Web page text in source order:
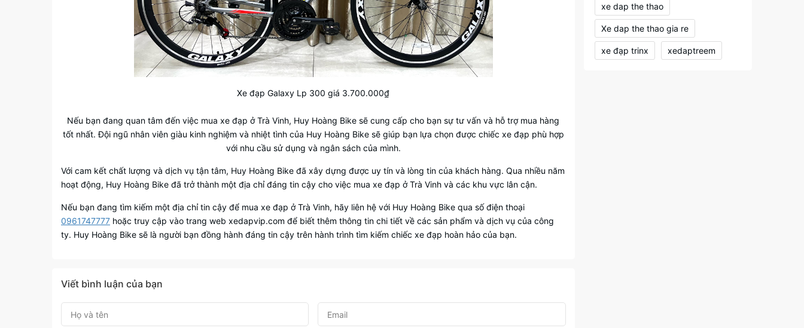
Xe đạp Galaxy Lp 300 giá 3.700.000₫
Nếu bạn đang quan tâm đến việc mua xe đạp ở Trà Vinh, Huy Hoàng Bike sẽ cung cấp cho bạn sự tư vấn và hỗ trợ mua hàng
tốt nhất. Đội ngũ nhân viên giàu kinh nghiệm và nhiệt tình của Huy Hoàng Bike sẽ giúp bạn lựa chọn được chiếc xe đạp phù hợp
với nhu cầu sử dụng và ngân sách của mình.
Với cam kết chất lượng và dịch vụ tận tâm, Huy Hoàng Bike đã xây dựng được uy tín và lòng tin của khách hàng. Qua nhiều năm
hoạt động, Huy Hoàng Bike đã trở thành một địa chỉ đáng tin cậy cho việc mua xe đạp ở Trà Vinh và các khu vực lân cận.
Nếu bạn đang tìm kiếm một địa chỉ tin cậy để mua xe đạp ở Trà Vinh, hãy liên hệ với Huy Hoàng Bike qua số điện thoại
0961747777 hoặc truy cập vào trang web xedapvip.com để biết thêm thông tin chi tiết về các sản phẩm và dịch vụ của công
ty. Huy Hoàng Bike sẽ là người bạn đồng hành đáng tin cậy trên hành trình tìm kiếm chiếc xe đạp hoàn hảo của bạn.
Viết bình luận của bạn
xe dap the thao
Xe dap the thao gia re
xe đạp trinx xedaptreem